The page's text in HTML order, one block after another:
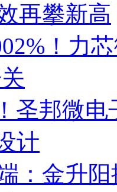
再攀新高
！力
圣邦微
计
：金升